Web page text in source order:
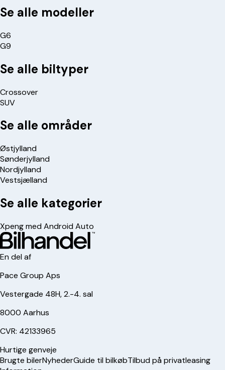
Se alle modeller
G6
G9
Se alle biltyper
Crossover
SUV
Se alle områder
Østjylland
Sønderjylland
Nordjylland
Vestsjælland
Se alle kategorier
Xpeng med Android Auto
En del af
Pace Group Aps
Vestergade 48H, 2.-4. sal
8000 Aarhus
CVR: 42133965
Hurtige genveje
Brugte bilerNyhederGuide til bilkøbTilbud på privatleasing